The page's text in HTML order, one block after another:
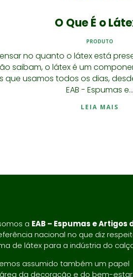
O Que É o
PRODUTO
no quanto o látex está
saibam, o látex é um
que usamos todos os dias,
EAB - Espumas e...
LEIA MAIS
a EAB – Espumas e Artigos
nacional no que diz
de látex para a indústria do
assumido também um papel
da decoração e do bem-